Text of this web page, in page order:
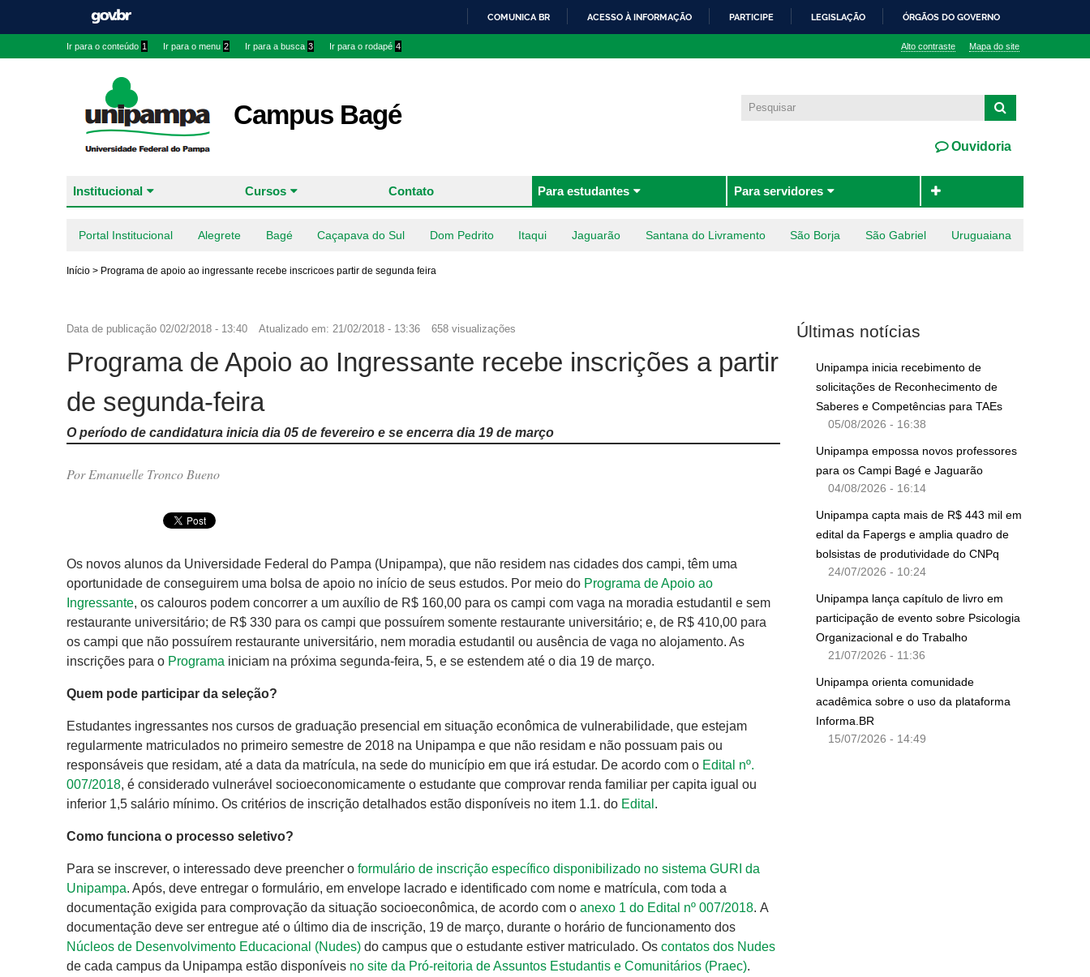
COMUNICA BR ACESSO À INFORMAÇÃO PARTICIPE LEGISLAÇÃO ÓRGÃOS DO GOVERNO
Ir para o conteúdo 1 Ir para o menu 2 Ir para a busca 3 Ir para o rodapé 4 Alto contraste Mapa do site
Campus Bagé
Ouvidoria
Institucional Cursos Contato Para estudantes Para servidores
Portal Institucional Alegrete Bagé Caçapava do Sul Dom Pedrito Itaqui Jaguarão Santana do Livramento São Borja São Gabriel Uruguaiana
Início > Programa de apoio ao ingressante recebe inscricoes partir de segunda feira
Data de publicação 02/02/2018 - 13:40 Atualizado em: 21/02/2018 - 13:36 658 visualizações
Programa de Apoio ao Ingressante recebe inscrições a partir
de segunda-feira
O período de candidatura inicia dia 05 de fevereiro e se encerra dia 19 de março
Por Emanuelle Tronco Bueno
Os novos alunos da Universidade Federal do Pampa (Unipampa), que não residem nas cidades dos campi, têm uma
oportunidade de conseguirem uma bolsa de apoio no início de seus estudos. Por meio do Programa de Apoio ao
Ingressante, os calouros podem concorrer a um auxílio de R$ 160,00 para os campi com vaga na moradia estudantil e sem
restaurante universitário; de R$ 330 para os campi que possuírem somente restaurante universitário; e, de R$ 410,00 para
os campi que não possuírem restaurante universitário, nem moradia estudantil ou ausência de vaga no alojamento. As
inscrições para o Programa iniciam na próxima segunda-feira, 5, e se estendem até o dia 19 de março.
Quem pode participar da seleção?
Estudantes ingressantes nos cursos de graduação presencial em situação econômica de vulnerabilidade, que estejam
regularmente matriculados no primeiro semestre de 2018 na Unipampa e que não residam e não possuam pais ou
responsáveis que residam, até a data da matrícula, na sede do município em que irá estudar. De acordo com o Edital nº.
007/2018, é considerado vulnerável socioeconomicamente o estudante que comprovar renda familiar per capita igual ou
inferior 1,5 salário mínimo. Os critérios de inscrição detalhados estão disponíveis no item 1.1. do Edital .
Como funciona o processo seletivo?
Para se inscrever, o interessado deve preencher o formulário de inscrição específico disponibilizado no sistema GURI da
Unipampa. Após, deve entregar o formulário, em envelope lacrado e identificado com nome e matrícula, com toda a
documentação exigida para comprovação da situação socioeconômica, de acordo com o anexo 1 do Edital nº 007/2018. A
documentação deve ser entregue até o último dia de inscrição, 19 de março, durante o horário de funcionamento dos
Núcleos de Desenvolvimento Educacional (Nudes) do campus que o estudante estiver matriculado. Os contatos dos Nudes
de cada campus da Unipampa estão disponíveis no site da Pró-reitoria de Assuntos Estudantis e Comunitários (Praec).
Últimas notícias
Unipampa inicia recebimento de
solicitações de Reconhecimento de
Saberes e Competências para TAEs
05/08/2026 - 16:38
Unipampa empossa novos professores
para os Campi Bagé e Jaguarão
04/08/2026 - 16:14
Unipampa capta mais de R$ 443 mil em
edital da Fapergs e amplia quadro de
bolsistas de produtividade do CNPq
24/07/2026 - 10:24
Unipampa lança capítulo de livro em
participação de evento sobre Psicologia
Organizacional e do Trabalho
21/07/2026 - 11:36
Unipampa orienta comunidade
acadêmica sobre o uso da plataforma
Informa.BR
15/07/2026 - 14:49